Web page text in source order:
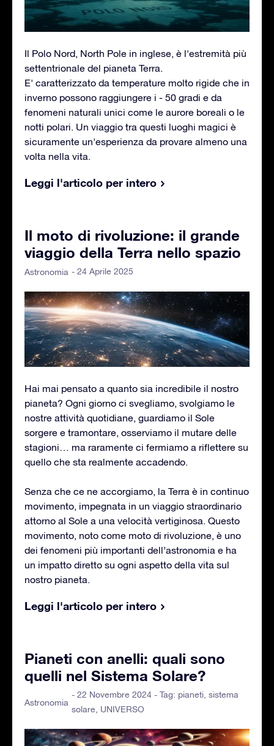
Il Polo Nord, North Pole in inglese, è l'estremità più
settentrionale del pianeta Terra.
E' caratterizzato da temperature molto rigide che in
inverno possono raggiungere i - 50 gradi e da
fenomeni naturali unici come le aurore boreali o le
notti polari. Un viaggio tra questi luoghi magici è
sicuramente un'esperienza da provare almeno una
volta nella vita.
Leggi l'articolo per intero
Il moto di rivoluzione: il grande
viaggio della Terra nello spazio
Astronomia - 24 Aprile 2025
Hai mai pensato a quanto sia incredibile il nostro
pianeta? Ogni giorno ci svegliamo, svolgiamo le
nostre attività quotidiane, guardiamo il Sole
sorgere e tramontare, osserviamo il mutare delle
stagioni… ma raramente ci fermiamo a riflettere su
quello che sta realmente accadendo.
Senza che ce ne accorgiamo, la Terra è in continuo
movimento, impegnata in un viaggio straordinario
attorno al Sole a una velocità vertiginosa. Questo
movimento, noto come moto di rivoluzione, è uno
dei fenomeni più importanti dell’astronomia e ha
un impatto diretto su ogni aspetto della vita sul
nostro pianeta.
Leggi l'articolo per intero
Pianeti con anelli: quali sono
quelli nel Sistema Solare?
Astronomia
- 22 Novembre 2024 - Tag: pianeti sistema
solare
UNIVERSO